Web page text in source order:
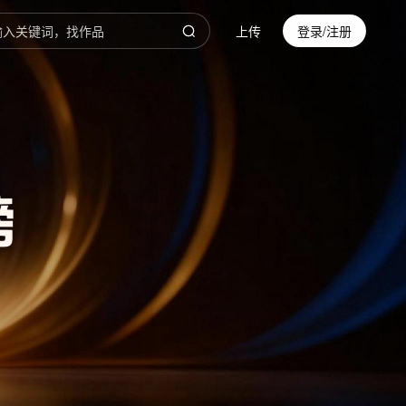
上传 登录/注册